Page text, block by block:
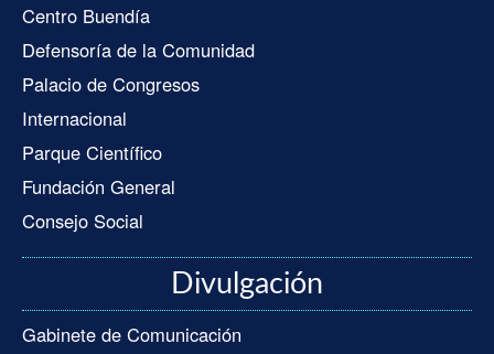
Centro Buendía
Defensoría de la Comunidad
Palacio de Congresos
Internacional
Parque Científico
Fundación General
Consejo Social
Divulgación
Gabinete de Comunicación